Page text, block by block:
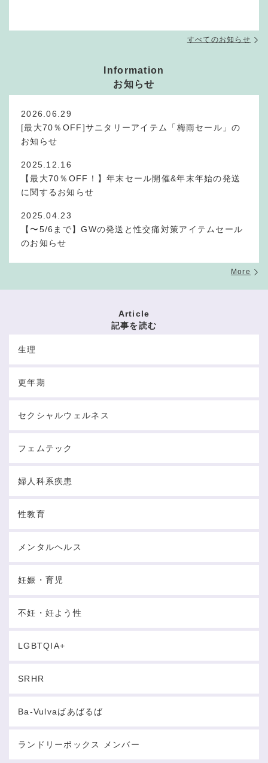
すべてのお知らせ
Information
お知らせ
2026.06.29
[最大70％OFF]サニタリーアイテム「梅雨セール」の
お知らせ
2025.12.16
【最大70％OFF！】年末セール開催&年末年始の発送
に関するお知らせ
2025.04.23
【〜5/6まで】GWの発送と性交痛対策アイテムセール
のお知らせ
More
Article
記事を読む
生理
更年期
セクシャルウェルネス
フェムテック
婦人科系疾患
性教育
メンタルヘルス
妊娠・育児
不妊・妊よう性
LGBTQIA+
SRHR
Ba-Vulvaばあばるば
ランドリーボックス メンバー